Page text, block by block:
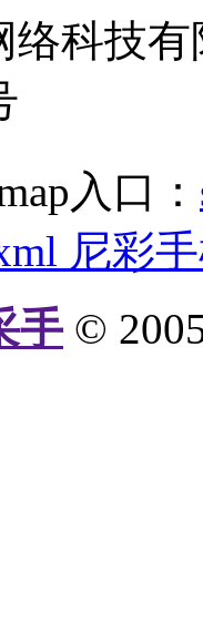
络科技
入口：
尼彩
手©